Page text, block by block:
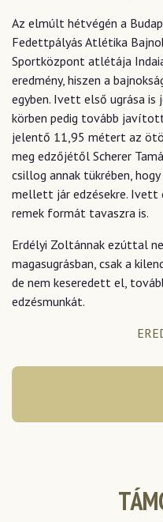
Az elmúlt hétvégén a
Fedettpályás Atlétika
Sportközpont atlétája
eredmény, hiszen a
egyben. Ivett első ugrása is
körben pedig tovább
jelentő 11,95 métert az
meg edzőjétől Scherer
csillog annak tükrében,
mellett jár edzésekre. Ivett
remek formát tavaszra is.
Erdélyi Zoltánnak ezúttal
magasugrásban, csak a
de nem keseredett el,
edzésmunkát.